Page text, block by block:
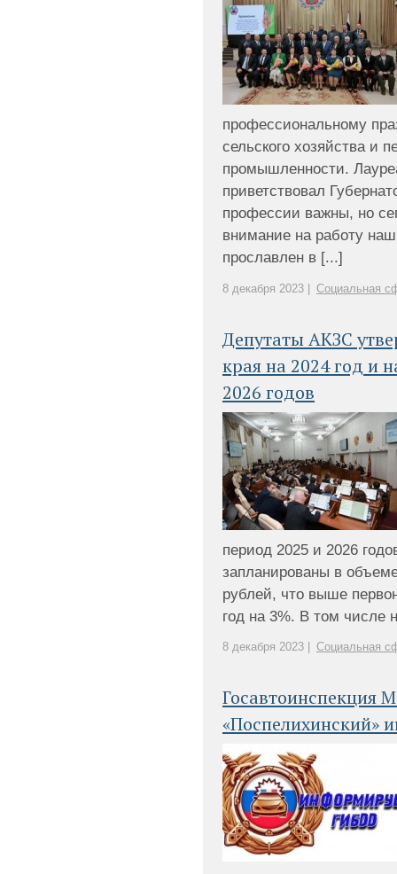
профессиональному
сельского хозяйства и
промышленности.
приветствовал
профессии важны, но
внимание на работу
прославлен в [...]
8 декабря 2023 | Социальная
Депутаты АКЗС
края на 2024 год и
2026 годов
период 2025 и 2026
запланированы в
рублей, что выше
год на 3%. В том числе
8 декабря 2023 | Социальная
Госавтоинспекция
«Поспелихинский»